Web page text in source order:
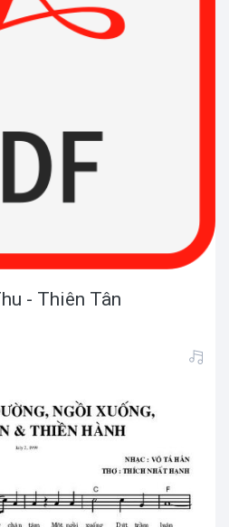
- Thiên Tân